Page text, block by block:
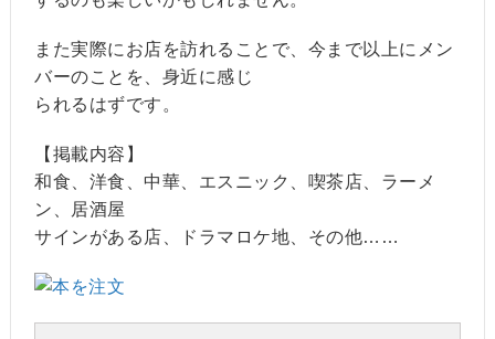
また実際にお店を訪れることで、今まで以上にメン
バーのことを、身近に感じ
られるはずです。
【掲載内容】
和食、洋食、中華、エスニック、喫茶店、ラーメ
ン、居酒屋
サインがある店、ドラマロケ地、その他……